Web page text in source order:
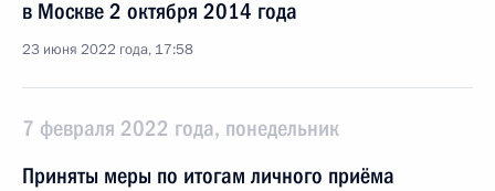
в Москве 2 октября 2014 года
23 июня 2022 года, 17:58
7 февраля 2022 года, понедельник
Приняты меры по итогам личного приёма